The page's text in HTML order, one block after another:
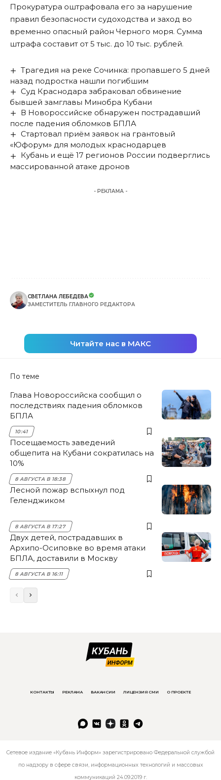
Прокуратура оштрафовала его за нарушение
правил безопасности судоходства и заход во
временно опасный район Черного моря. Сумма
штрафа составит от 5 тыс. до 10 тыс. рублей.
Трагедия на реке Сочинка: пропавшего 5 дней
назад подростка нашли погибшим
Суд Краснодара забраковал обвинение
бывшей замглавы Минобра Кубани
В Новороссийске обнаружен пострадавший
после падения обломков БПЛА
Стартовал приём заявок на грантовый
«Юфорум» для молодых краснодарцев
Кубань и ещё 17 регионов России подверглись
массированной атаке дронов
- РЕКЛАМА -
СВЕТЛАНА ЛЕБЕДЕВА
ЗАМЕСТИТЕЛЬ ГЛАВНОГО РЕДАКТОРА
Читайте нас в МАКС
По теме
Глава Новороссийска сообщил о
последствиях падения обломков
БПЛА
10:41
Посещаемость заведений
общепита на Кубани сократилась на
10%
8 АВГУСТА В 18:38
Лесной пожар вспыхнул под
Геленджиком
8 АВГУСТА В 17:27
Двух детей, пострадавших в
Архипо-Осиповке во время атаки
БПЛА, доставили в Москву
8 АВГУСТА В 16:11
КОНТАКТЫ РЕКЛАМА ВАКАНСИИ ЛИЦЕНЗИЯ СМИ О ПРОЕКТЕ
Сетевое издание «Кубань Информ» зарегистрировано Федеральной службой
по надзору в сфере связи, информационных технологий и массовых
коммуникаций 24.09.2019 г.